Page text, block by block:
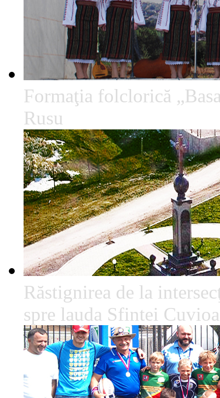
Formaţia folclorică
Rusu
Răstignirea de la
spre lauda Sfintei